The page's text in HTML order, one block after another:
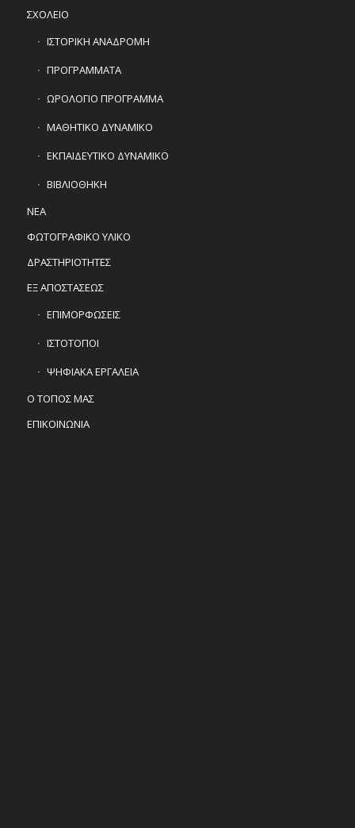
ΣΧΟΛΕΙΟ
ΙΣΤΟΡΙΚΗ ΑΝΑΔΡΟΜΗ
ΠΡΟΓΡΑΜΜΑΤΑ
ΩΡΟΛΟΓΙΟ ΠΡΟΓΡΑΜΜΑ
ΜΑΘΗΤΙΚΟ ΔΥΝΑΜΙΚΟ
ΕΚΠΑΙΔΕΥΤΙΚΟ ΔΥΝΑΜΙΚΟ
ΒΙΒΛΙΟΘΗΚΗ
ΝΕΑ
ΦΩΤΟΓΡΑΦΙΚΟ ΥΛΙΚΟ
ΔΡΑΣΤΗΡΙΟΤΗΤΕΣ
ΕΞ ΑΠΟΣΤΑΣΕΩΣ
ΕΠΙΜΟΡΦΩΣΕΙΣ
ΙΣΤΟΤΟΠΟΙ
ΨΗΦΙΑΚΑ ΕΡΓΑΛΕΙΑ
Ο ΤΟΠΟΣ ΜΑΣ
ΕΠΙΚΟΙΝΩΝΙΑ